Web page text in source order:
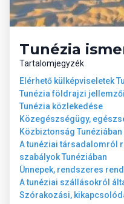
Tunézia
Tartalomjegyzék
Elérhető külképviseletek
Tunézia földrajzi jellemzői
Tunézia közlekedése
Közegészségügy,
Közbiztonság Tunéziában
A tunéziai társadalomról
szabályok Tunéziában
Ünnepek, rendszeres
A tunéziai szállásokról
Szórakozási,